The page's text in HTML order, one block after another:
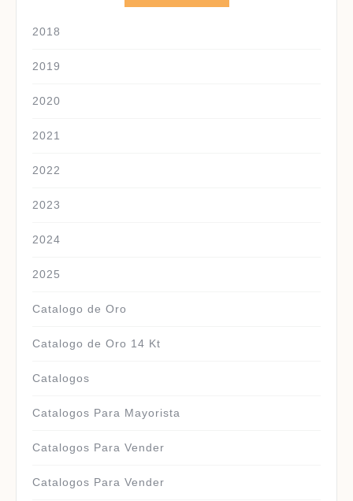
2018
2019
2020
2021
2022
2023
2024
2025
Catalogo de Oro
Catalogo de Oro 14 Kt
Catalogos
Catalogos Para Mayorista
Catalogos Para Vender
Catalogos Para Vender